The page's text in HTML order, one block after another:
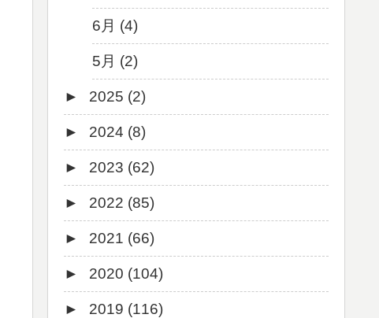
6月 (4)
5月 (2)
► 2025 (2)
12月 (1)
6月 (1)
► 2024 (8)
8月 (1)
7月 (1)
5月 (2)
4月 (3)
3月 (1)
► 2023 (62)
9月 (1)
8月 (1)
7月 (8)
6月 (5)
► 2022 (85)
12月 (3)
10月 (1)
9月 (4)
► 2021 (66)
12月 (4)
11月 (8)
► 2020 (104)
12月 (7)
► 2019 (116)